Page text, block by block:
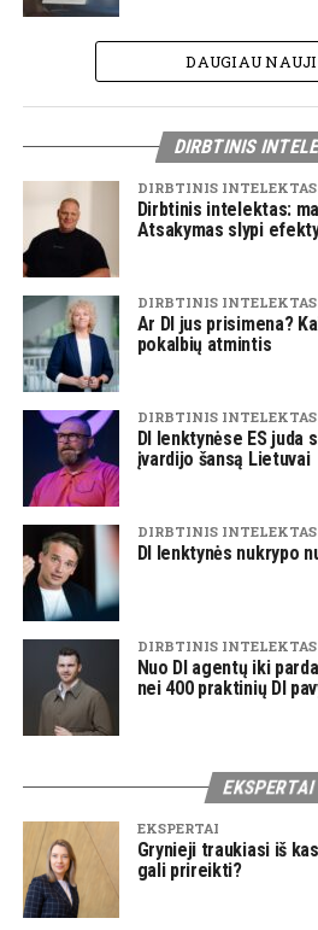
DAUGIAU
DIRBTINIS
DIRBTINIS INTELEKTAS
Dirbtinis intelektas:
Atsakymas slypi
DIRBTINIS INTELEKTAS
Ar DI jus prisimena?
pokalbių atmintis
DIRBTINIS INTELEKTAS
DI lenktynėse ES juda
įvardijo šansą Lietuvai
DIRBTINIS INTELEKTAS
DI lenktynės nukrypo
DIRBTINIS INTELEKTAS
Nuo DI agentų iki
nei 400 praktinių DI
EKSPERTAI
EKSPERTAI
Grynieji traukiasi iš
gali prireikti?